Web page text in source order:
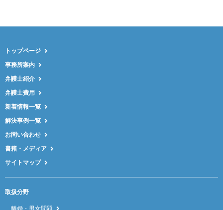
トップページ
事務所案内
弁護士紹介
弁護士費用
新着情報一覧
解決事例一覧
お問い合わせ
書籍・メディア
サイトマップ
取扱分野
離婚・男女問題